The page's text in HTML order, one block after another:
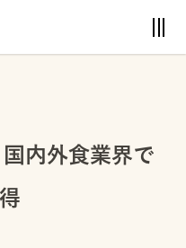
内外食業界で